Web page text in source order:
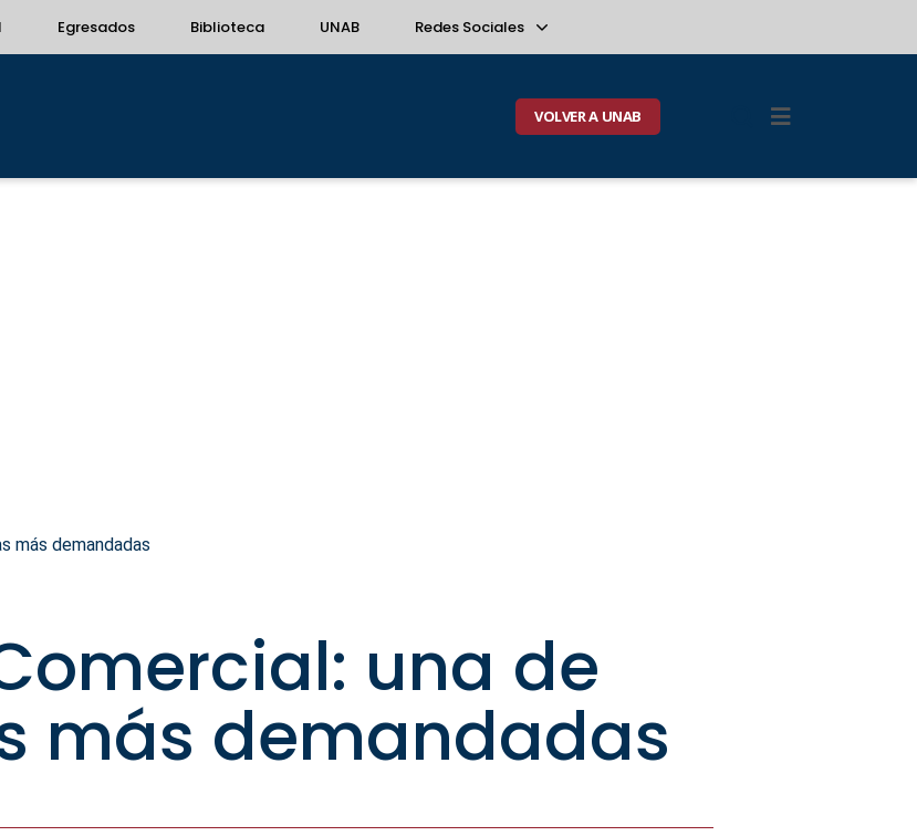
Egresados Biblioteca UNAB Redes Sociales
VOLVER A UNAB
más demandadas
una de
más demandadas